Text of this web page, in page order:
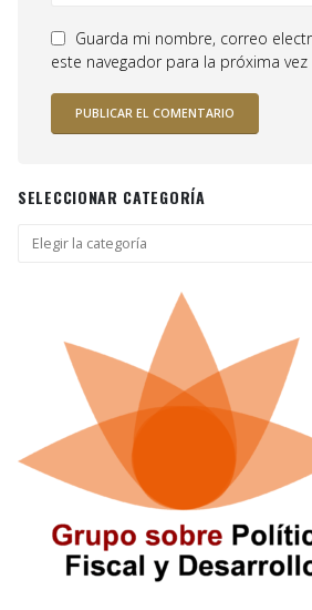
Guarda mi nombre, correo
este navegador para la próxima
SELECCIONAR CATEGORÍA
Seleccionar
categoría